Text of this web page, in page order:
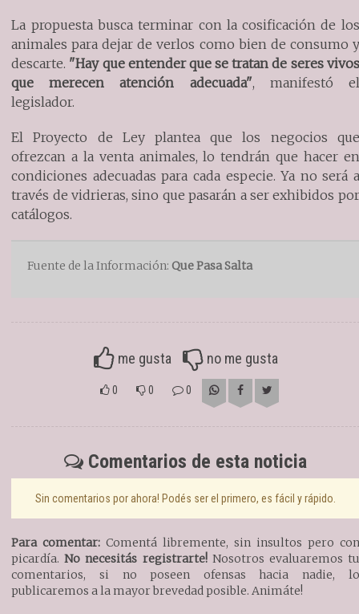
La propuesta busca terminar con la cosificación de los
animales para dejar de verlos como bien de consumo y
descarte. "Hay que entender que se tratan de seres vivos
que merecen atención adecuada", manifestó el
legislador.
El Proyecto de Ley plantea que los negocios que
ofrezcan a la venta animales, lo tendrán que hacer en
condiciones adecuadas para cada especie. Ya no será a
través de vidrieras, sino que pasarán a ser exhibidos por
catálogos.
Fuente de la Información: Que Pasa Salta
me gusta no me gusta
0 0 0
Comentarios de esta noticia
Sin comentarios por ahora! Podés ser el primero, es fácil y rápido.
Para comentar: Comentá libremente, sin insultos pero con
picardía.No necesitás registrarte!Nosotros evaluaremos tu
comentarios, si no poseen ofensas hacia nadie, lo
publicaremos a la mayor brevedad posible. Animáte!